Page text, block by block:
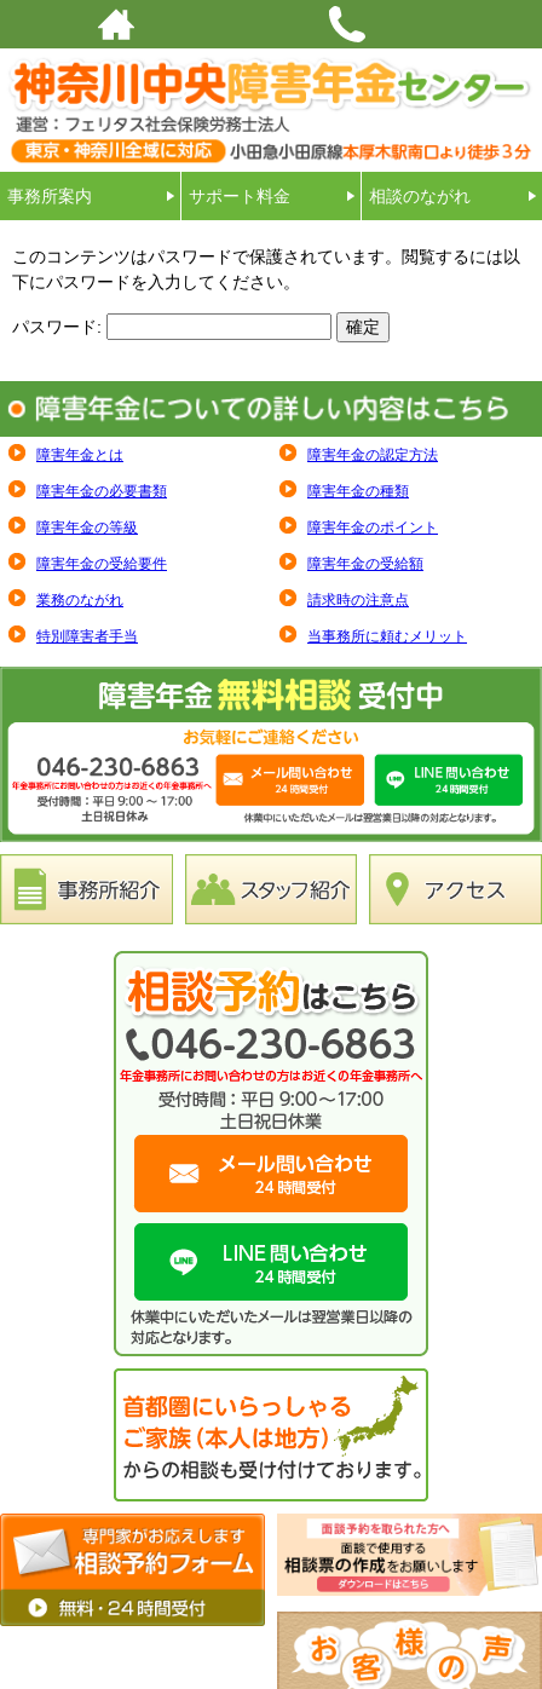
厚木で障害年金ならお任せください！神奈川県中央エリア一帯をサポート｜運
営：フェリタス社会保険労務士法人
事務所案内 サポート料金 相談のながれ
このコンテンツはパスワードで保護されています。閲覧するには以
下にパスワードを入力してください。
パスワード:
障害年金とは 障害年金の認定方法
障害年金の必要書類 障害年金の種類
障害年金の等級 障害年金のポイント
障害年金の受給要件 障害年金の受給額
業務のながれ 請求時の注意点
特別障害者手当 当事務所に頼むメリット